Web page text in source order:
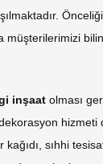
müşterilerimizi
inşaat olması
hizmeti
sıhhi